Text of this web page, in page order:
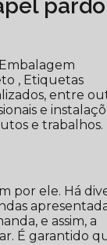
pardo
, Etiquetas
entre
e
e trabalhos.
por ele. Há
e assim, a
É garantido